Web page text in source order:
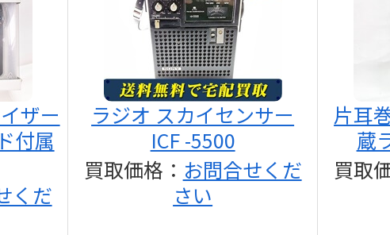
ザー
付属
くだ
ラジオ スカイセンサー
ICF -5500
買取価格： お問合せくだ
さい
片耳
蔵
買取